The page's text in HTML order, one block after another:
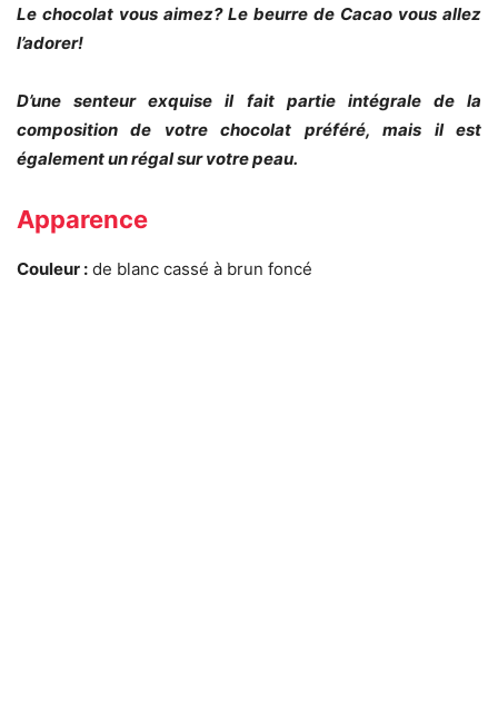
Le chocolat vous aimez? Le beurre de Cacao vous allez
l’adorer!
D’une senteur exquise il fait partie intégrale de la
composition de votre chocolat préféré, mais il est
également un régal sur votre peau.
Apparence
Couleur : de blanc cassé à brun foncé